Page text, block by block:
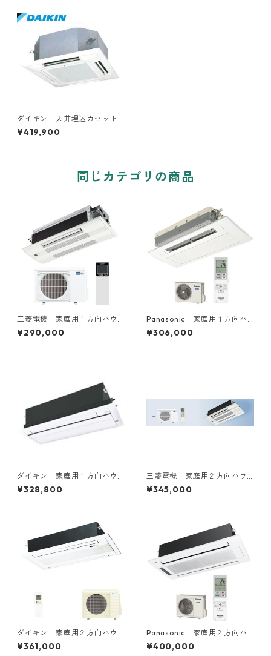
ダイキン 天井埋込カセット
型4方向 1.5～6馬力
¥419,900
同じカテゴリの商品
三菱電機 家庭用１方向ハウ
ジングエアコン 6～20畳用
¥290,000
Panasonic 家庭用１方向ハ
ウジングエアコン 6～18畳用
¥306,000
ダイキン 家庭用１方向ハウ
ジングエアコン 10～20畳用
¥328,800
三菱電機 家庭用２方向ハウ
ジングエアコン 14～20畳用
¥345,000
ダイキン 家庭用２方向ハウ
ジングエアコン 14～16畳用
¥361,000
Panasonic 家庭用２方向ハ
ウジングエアコン 14～16畳
用
¥400,000